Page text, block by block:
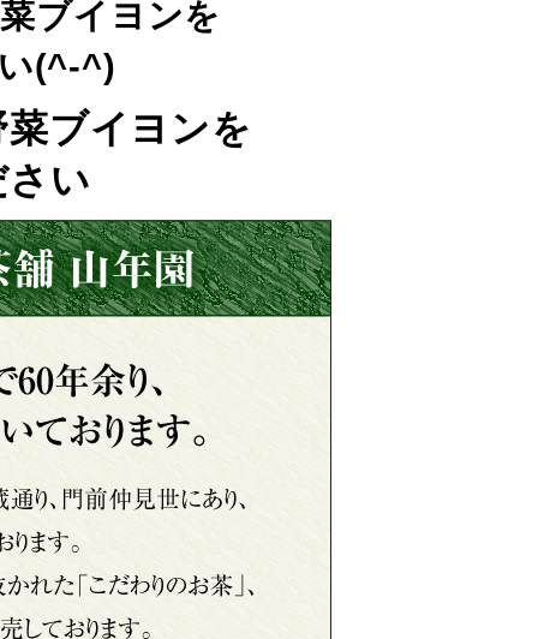
ブイヨンを
(^-^)
ブイヨンを
い